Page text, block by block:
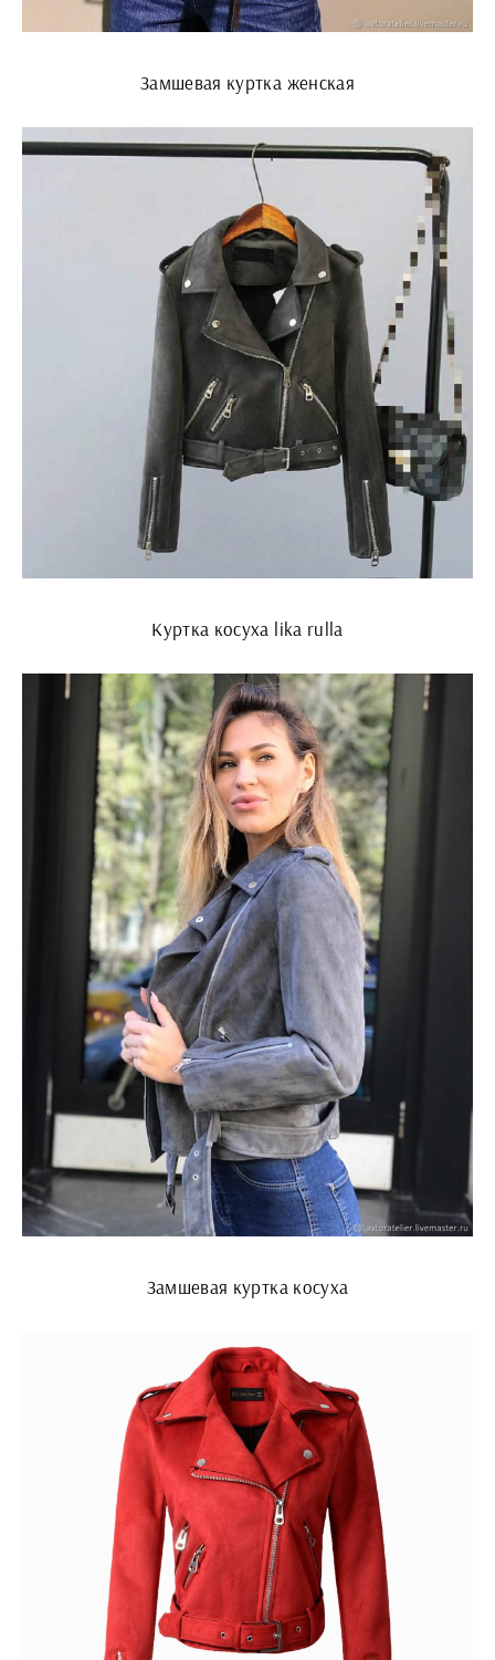
Замшевая куртка женская
Куртка косуха lika rulla
Замшевая куртка косуха